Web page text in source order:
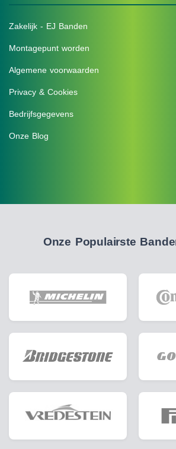
Zakelijk - EJ Banden
Montagepunt worden
Algemene voorwaarden
Privacy & Cookies
Bedrijfsgegevens
Onze Blog
Onze Populairste